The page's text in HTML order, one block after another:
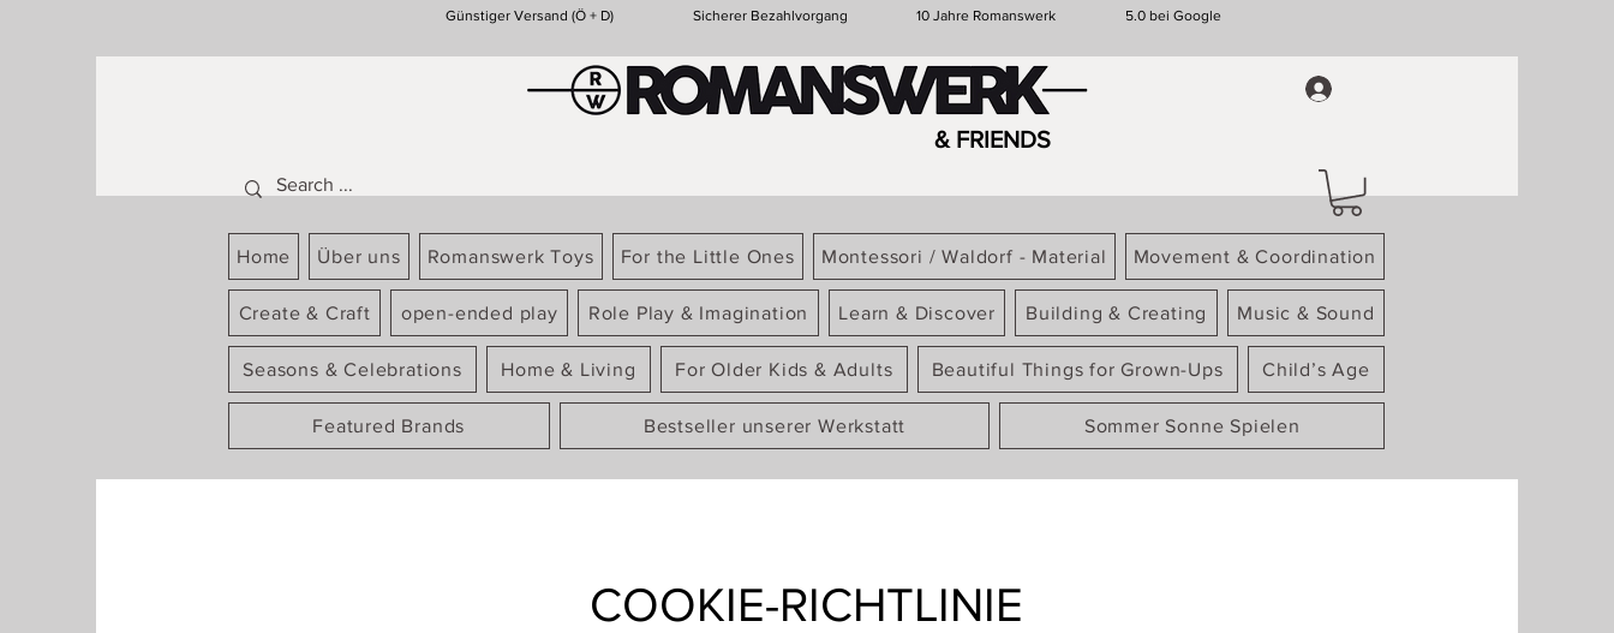
Günstiger Versand (Ö + D) Sicherer Bezahlvorgang 10 Jahre Romanswerk 5.0 bei Google
& FRIENDS
Home Über uns Romanswerk Toys For the Little Ones Montessori / Waldorf - Material Movement & Coordination
Create & Craft open-ended play Role Play & Imagination Learn & Discover Building & Creating Music & Sound
Seasons & Celebrations Home & Living For Older Kids & Adults Beautiful Things for Grown-Ups Child’s Age
Featured Brands Bestseller unserer Werkstatt Sommer Sonne Spielen
COOKIE-RICHTLINIE